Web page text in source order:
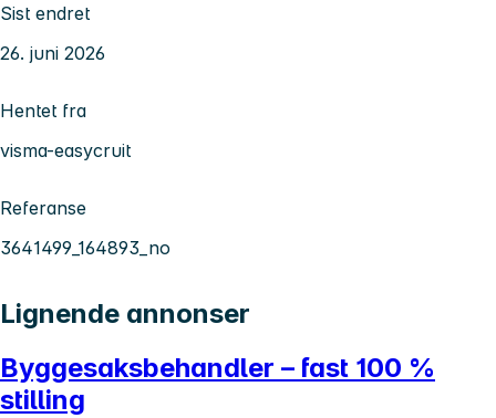
Sist endret
26. juni 2026
Hentet fra
visma-easycruit
Referanse
3641499_164893_no
Lignende annonser
Byggesaksbehandler – fast 100 %
stilling